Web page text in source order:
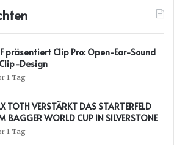
präsentiert Clip Pro: Open-Ear-Sound
Design
1 Tag
TOTH VERSTÄRKT DAS STARTERFELD
BAGGER WORLD CUP IN SILVERSTONE
1 Tag